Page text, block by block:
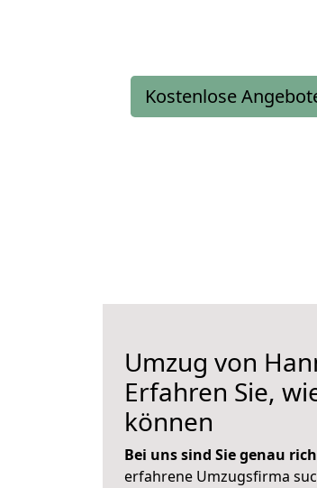
Kostenlose
Umzug von
Erfahren Sie,
können
Bei uns sind Sie genau
erfahrene Umzugsfirma